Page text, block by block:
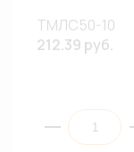
ТМЛС50-10
212.39 руб.